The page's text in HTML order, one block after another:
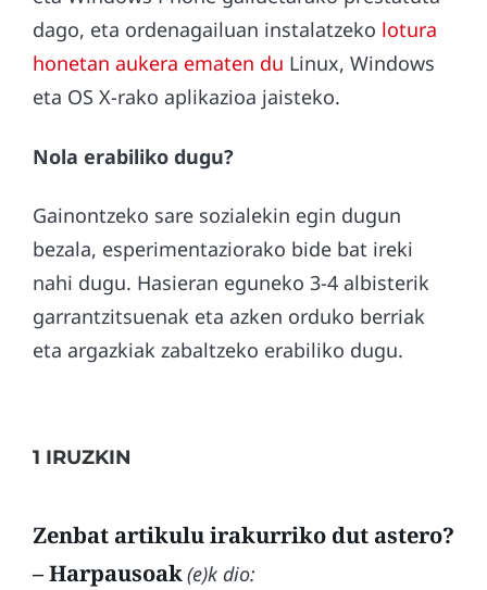
dago, eta ordenagailuan instalatzeko lotura
honetan aukera ematen du Linux, Windows
eta OS X-rako aplikazioa jaisteko.
Nola erabiliko dugu?
Gainontzeko sare sozialekin egin dugun
bezala, esperimentaziorako bide bat ireki
nahi dugu. Hasieran eguneko 3-4 albisterik
garrantzitsuenak eta azken orduko berriak
eta argazkiak zabaltzeko erabiliko dugu.
1 IRUZKIN
Zenbat artikulu irakurriko dut astero?
– Harpausoak(e)k dio: